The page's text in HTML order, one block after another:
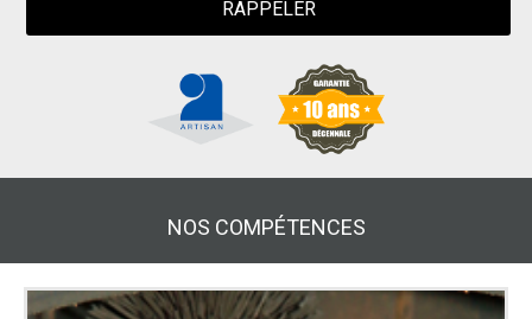
NOS COMPÉTENCES